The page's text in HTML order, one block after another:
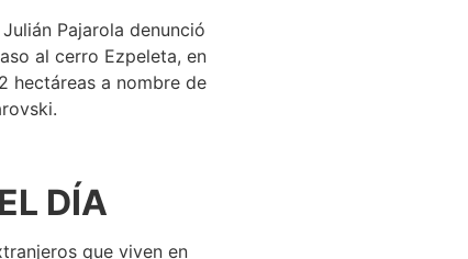
Pajarola denunció
al cerro Ezpeleta, en
hectáreas a nombre de
DÍA
que viven en